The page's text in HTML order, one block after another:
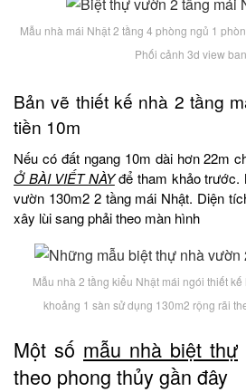
Mẫu nhà mái Nhật 2 tầng 4 phòng ngủ 1
Phối cảnh 3d view
Bản vẽ thiết kế nhà 2 tầng
tiền 10m
Nếu có đất ngang 10m dài hơn 22m
Ở BÀI VIẾT NÀYđể tham khảo trước.
vườn 130m2 2 tầng mái Nhật. Diện
xây lùi sang phải theo màn hình
Mẫu nhà 2 tầng kiểu Nhật mái ngói thiết
khoảng 1 sàn sử dụng 130m2 rộng rãi
Một số mẫu nhà biệt thự
theo phong thủy gần đây